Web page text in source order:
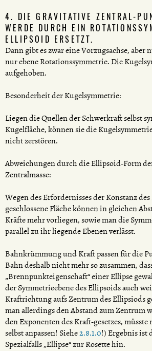
4. DIE GRAVITATIVE ZENTRAL-
WERDE DURCH EIN
ELLIPSOID ERSETZT.
Dann gibt es zwar eine Vorzugsachse, aber
nur ebene Rotationssymmetrie. Die
aufgehoben.
Besonderheit der Kugelsymmetrie:
Liegen die Quellen der Schwerkraft selbst
Kugelfläche, können sie die
nicht zerstören.
Abweichungen durch die Ellipsoid-Form
Zentralmasse:
Wegen des Erfordernisses der Konstanz
geschlossene Fläche können in gleichen
Kräfte mehr vorliegen, sowie man die
parallel zu ihr liegende Ebenen verlässt.
Bahnkrümmung und Kraft passen für die
Bahn deshalb nicht mehr so zusammen,
„Brennpunkteigenschaft“ einer Ellipse
der Symmetrieebene des Ellipsoids auch
Kraftrichtung aufs Zentrum des Ellipsiods
man allerdings den Abstand zum Zentrum
den Exponenten des Kraft-gesetzes,
selbst anpassen! Siehe2.8.1.0!) Ergebnis ist
Spezialfalls „Ellipse“ zur Rosette hin.